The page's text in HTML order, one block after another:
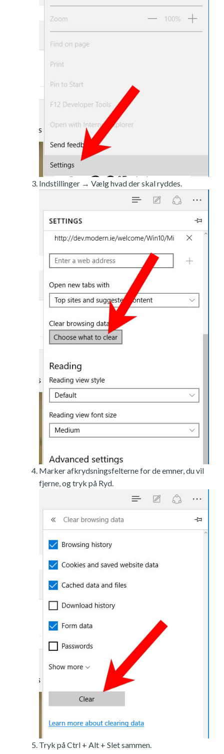
Indstillinger → Vælg hvad der skal ryddes.
Marker afkrydsningsfelterne for de emner, du vil
fjerne, og tryk på Ryd.
Tryk på Ctrl + Alt + Slet sammen.